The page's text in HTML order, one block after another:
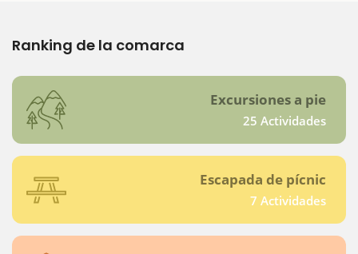
Ranking de la comarca
Excursiones a pie
25 Actividades
Escapada de pícnic
7 Actividades